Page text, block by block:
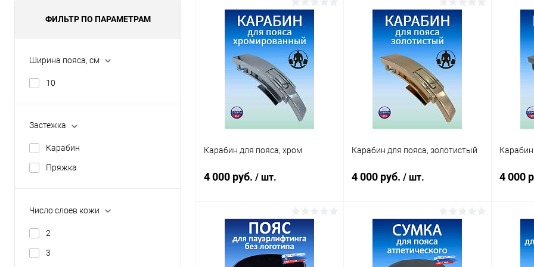
ФИЛЬТР ПО ПАРАМЕТРАМ
Ширина пояса, см
10
Застежка
Карабин
Пряжка
Число слоев кожи
2
3
В корзину
Купить в 1 клик Сравнение
В избранное В наличии
Размер пояса (обхват талии)
S, 60-80 см M, 70-90 см
В корзину
Купить в 1 клик Сравнение
В избранное Под заказ
Размер пояса (обхват талии)
S, 60-80 см M, 70-90 см
В
Размер
S, 60-80
Карабин для пояса, хром
4 000 руб. / шт.
В корзину
Купить в 1 клик Сравнение
Карабин для пояса, золотистый
4 000 руб. / шт.
В корзину
Купить в 1 клик Сравнение
4 000